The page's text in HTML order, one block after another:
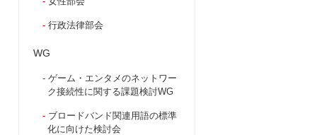
行政法律部会
WG
ゲーム・エンタメのネットワー
ク接続性に関する課題検討WG
ブロードバンド関連用語の標準
化に向けた検討会